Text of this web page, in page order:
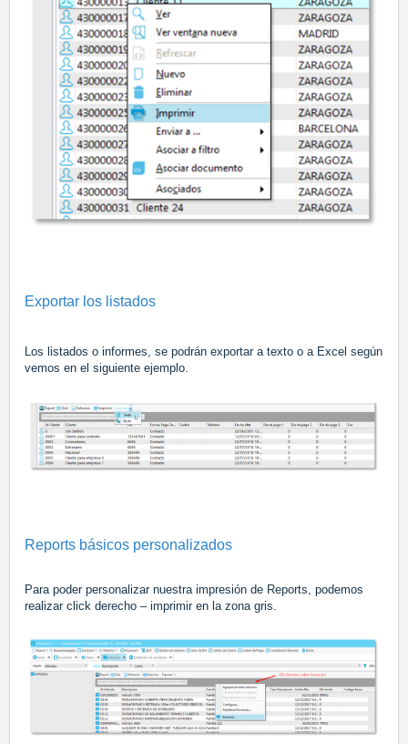
Exportar los listados
Los listados o informes, se podrán exportar a texto o a Excel según
vemos en el siguiente ejemplo.
Reports básicos personalizados
Para poder personalizar nuestra impresión de Reports, podemos
realizar click derecho – imprimir en la zona gris.